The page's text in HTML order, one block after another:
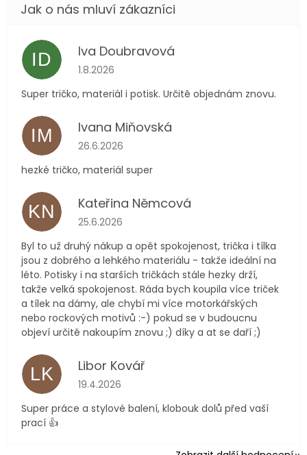
ID Iva Doubravová
Hodnocení obchodu je 5 z 5 hvězdiček.
1.8.2026
Super tričko, materiál i potisk. Určitě objednám znovu.
IM Ivana Miňovská
Hodnocení obchodu je 5 z 5 hvězdiček.
26.6.2026
hezké tričko, materiál super
KN Kateřina Němcová
Hodnocení obchodu je 5 z 5 hvězdiček.
25.6.2026
Byl to už druhý nákup a opět spokojenost, trička i tílka
jsou z dobrého a lehkého materiálu - takže ideální na
léto. Potisky i na starších tričkách stále hezky drží,
takže velká spokojenost. Ráda bych koupila více triček
a tílek na dámy, ale chybí mi více motorkářských
nebo rockových motivů :-) pokud se v budoucnu
objeví určitě nakoupím znovu ;) díky a at se daří ;)
LK Libor Kovář
Hodnocení obchodu je 5 z 5 hvězdiček.
19.4.2026
Super práce a stylové balení, klobouk dolů před vaší
prací 👍